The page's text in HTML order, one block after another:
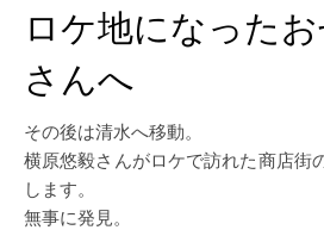
ロケ地になった
さんへ
その後は清水へ移動。
横原悠毅さんがロケで訪れた商店街
します。
無事に発見。